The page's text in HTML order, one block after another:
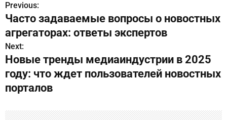
Н
а
в
и
г
Previous:
Часто задаваемые вопросы о новостных
агрегаторах: ответы экспертов
Next:
Новые тренды медиаиндустрии в 2025
году: что ждет пользователей новостных
порталов